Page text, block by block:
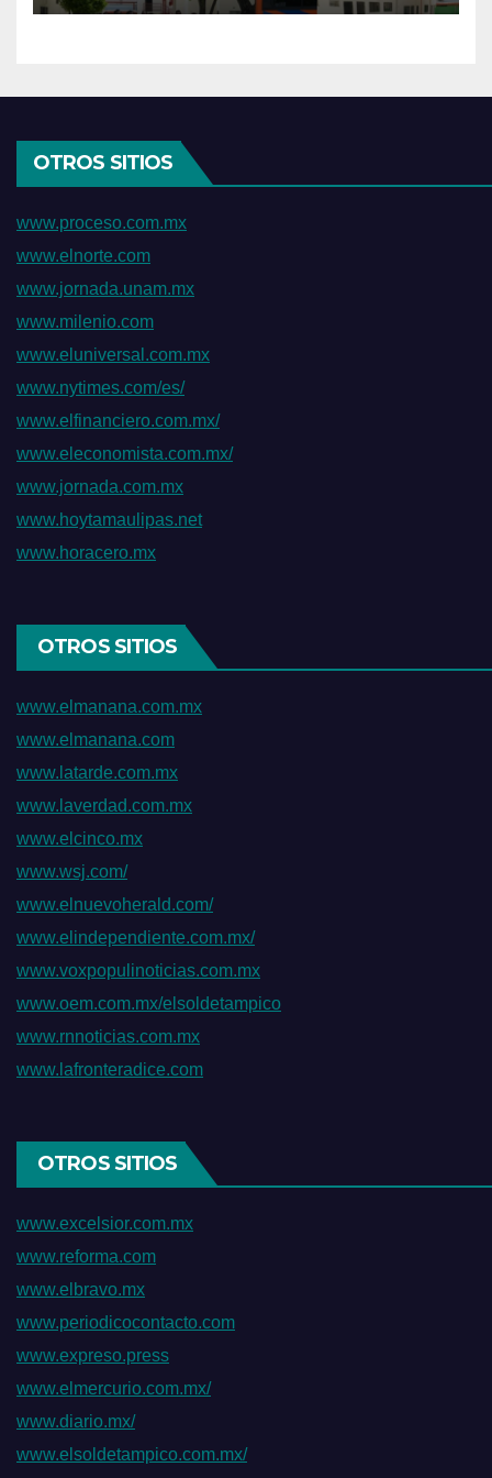
OTROS SITIOS
www.proceso.com.mx
www.elnorte.com
www.jornada.unam.mx
www.milenio.com
www.eluniversal.com.mx
www.nytimes.com/es/
www.elfinanciero.com.mx/
www.eleconomista.com.mx/
www.jornada.com.mx
www.hoytamaulipas.net
www.horacero.mx
OTROS SITIOS
www.elmanana.com.mx
www.elmanana.com
www.latarde.com.mx
www.laverdad.com.mx
www.elcinco.mx
www.wsj.com/
www.elnuevoherald.com/
www.elindependiente.com.mx/
www.voxpopulinoticias.com.mx
www.oem.com.mx/elsoldetampico
www.rnnoticias.com.mx
www.lafronteradice.com
OTROS SITIOS
www.excelsior.com.mx
www.reforma.com
www.elbravo.mx
www.periodicocontacto.com
www.expreso.press
www.elmercurio.com.mx/
www.diario.mx/
www.elsoldetampico.com.mx/